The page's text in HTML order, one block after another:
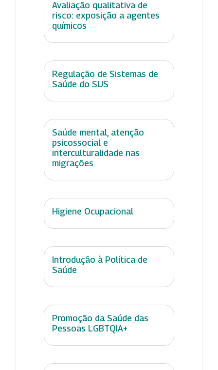
Avaliação qualitativa de
risco: exposição a agentes
químicos
Regulação de Sistemas de
Saúde do SUS
Saúde mental, atenção
psicossocial e
interculturalidade nas
migrações
Higiene Ocupacional
Introdução à Política de
Saúde
Promoção da Saúde das
Pessoas LGBTQIA+